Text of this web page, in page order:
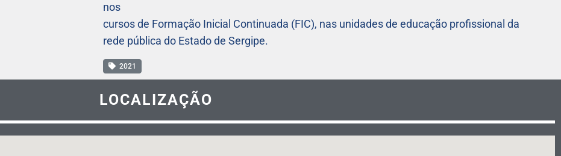
nos
cursos de Formação Inicial Continuada (FIC), nas unidades de educação profissional da
rede pública do Estado de Sergipe.
2021
LOCALIZAÇÃO